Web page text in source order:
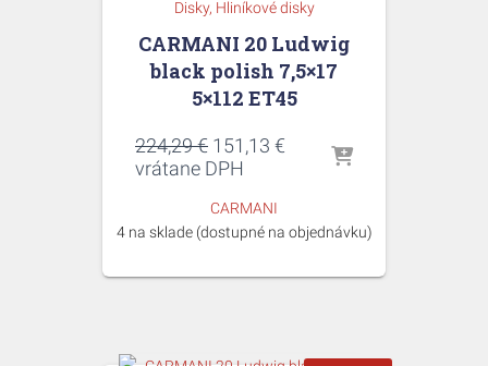
Disky Hliníkové disky
CARMANI 20 Ludwig
black polish 7,5×17
5×112 ET45
224,29€ Pôvodná
cena
224,29 €.
151,13 € Aktuálna
vrátane DPH
CARMANI
4 na sklade (dostupné na objednávku)